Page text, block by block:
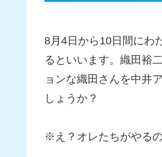
8月4日から10日間にわ
るといいます。織田裕
ョンな織田さんを中井
しょうか？
※え？オレたちがやる